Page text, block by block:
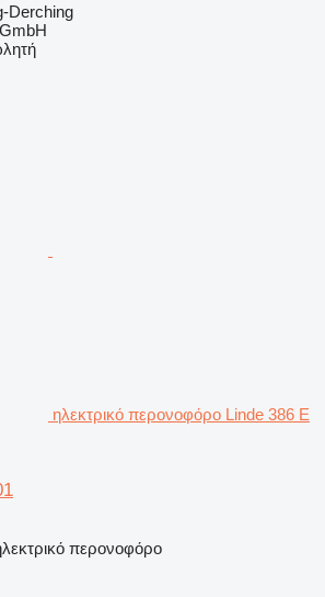
Derching
ηλεκτρικό περονοφόρο Linde 386 E
περονοφόρο